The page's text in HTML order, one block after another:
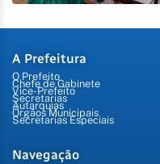
A Prefeitura
O Prefeito
Chefe de Gabinete
Vice-Prefeito
Secretarias
Autarquias
Órgãos Municipais
Secretarias Especiais
Navegação